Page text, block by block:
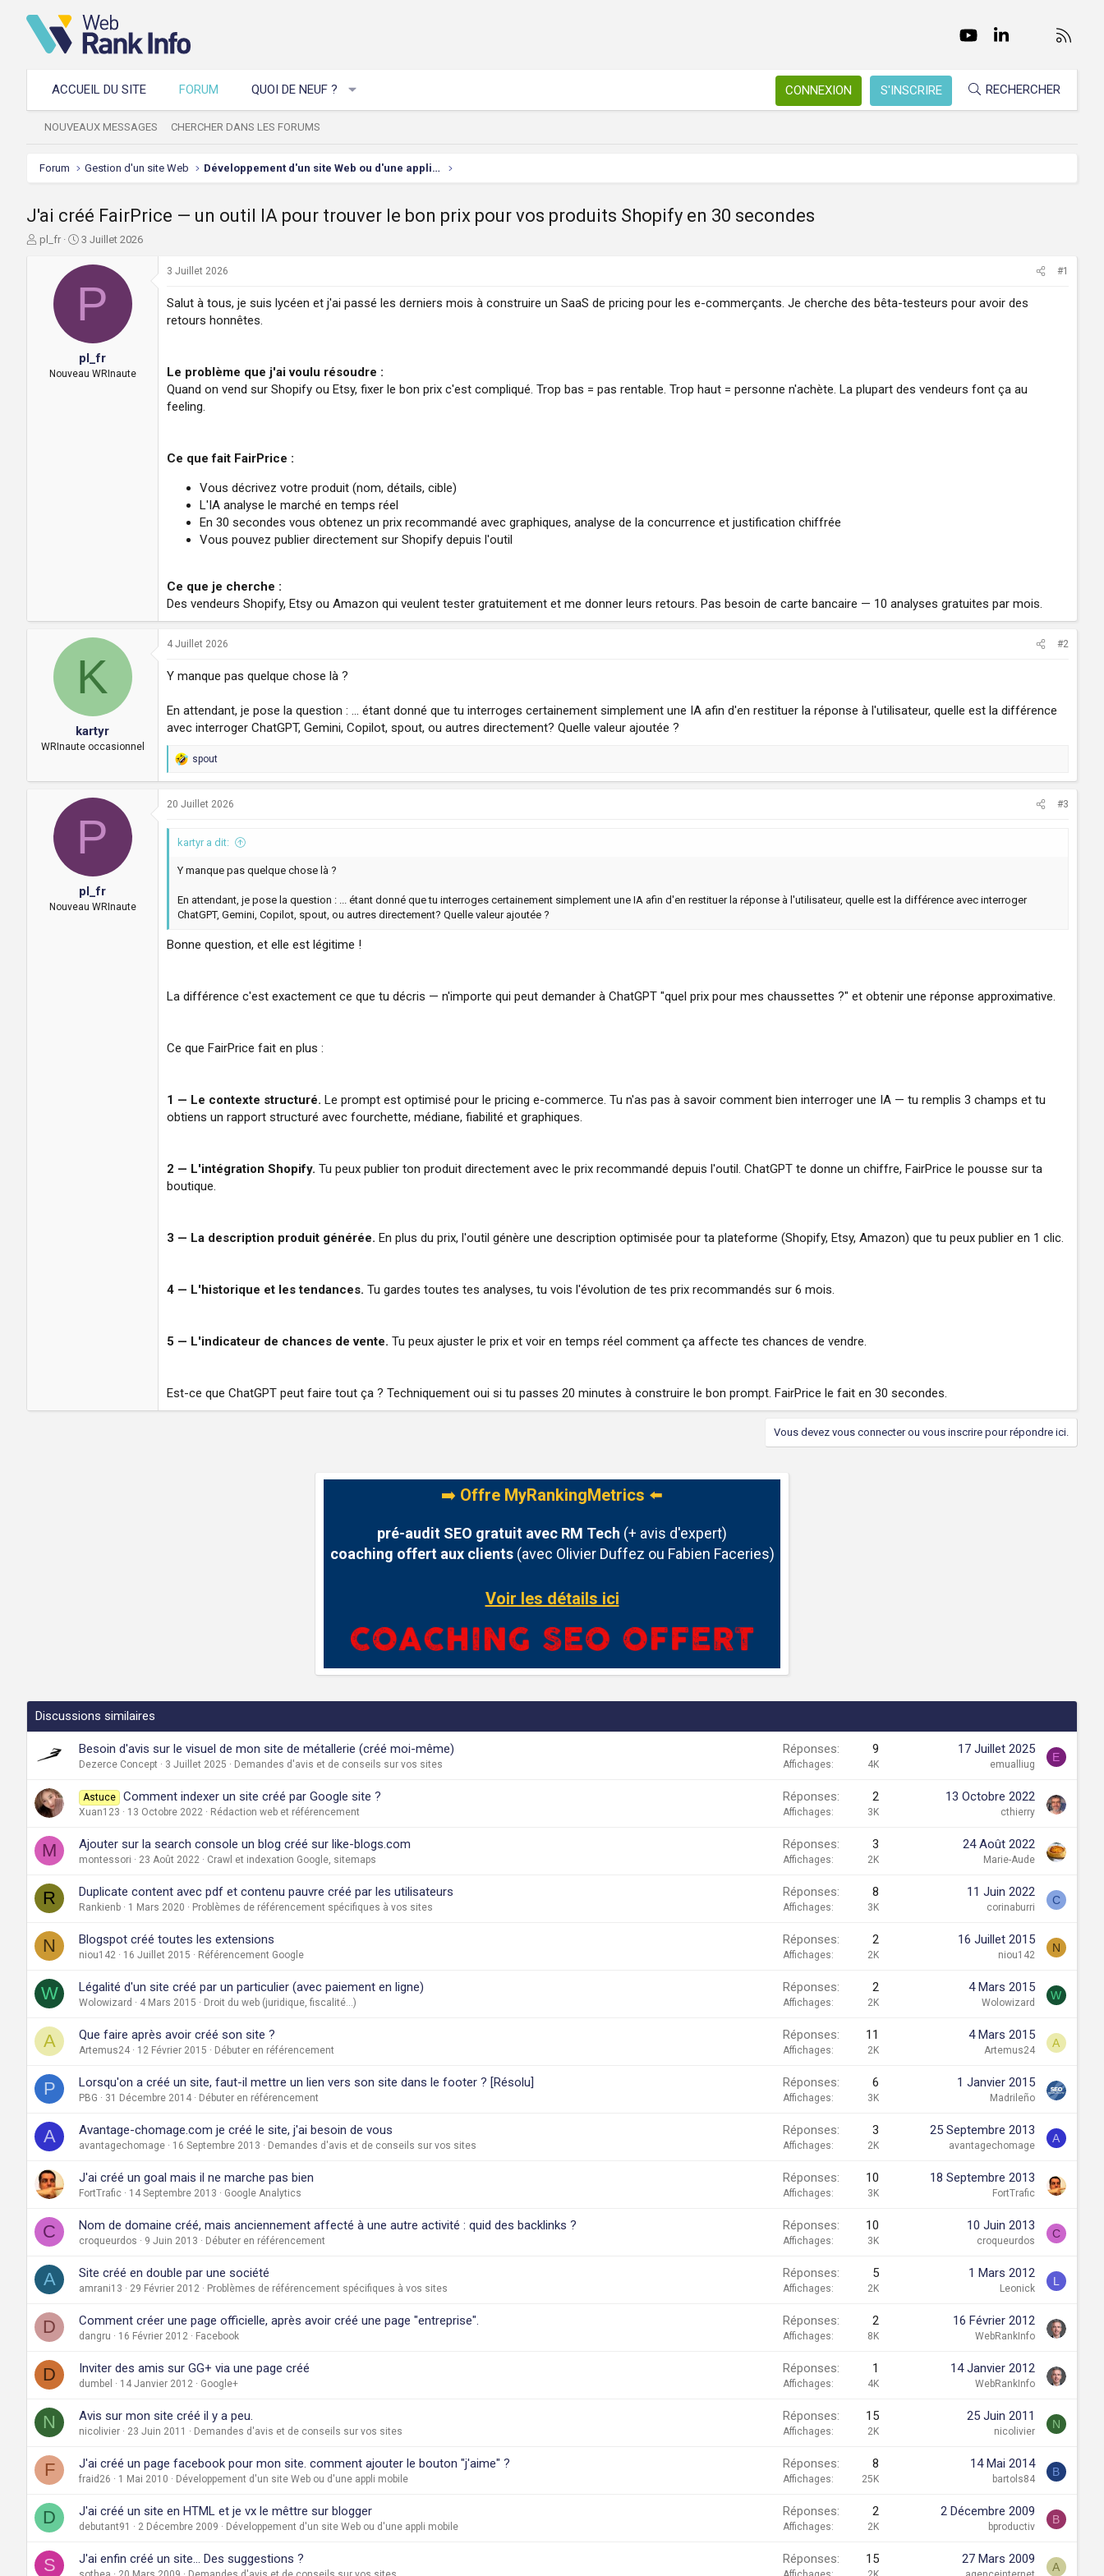
FacebookTwitter youtubeLinkedInNous
ACCUEIL DU SITE FORUM QUOI DE NEUF ? CONNEXION S'INSCRIRE RECHERCHER
NOUVEAUX MESSAGES CHERCHER DANS LES FORUMS
Forum Gestion d'un site Web Développement d'un site Web ou d'une appli mobile
J'ai créé FairPrice — un outil IA pour trouver le bon prix pour vos produits Shopify en 30 secondes
A
pl_fr
D
t
é
b
u
3 Juillet 2026
P
pl_fr
Nouveau WRInaute
3 Juillet 2026 #1
Salut à tous, je suis lycéen et j'ai passé les derniers mois à construire un SaaS de pricing pour les e-commerçants. Je cherche des bêta-testeurs pour avoir des
retours honnêtes.
Le problème que j'ai voulu résoudre :
Quand on vend sur Shopify ou Etsy, fixer le bon prix c'est compliqué. Trop bas = pas rentable. Trop haut = personne n'achète. La plupart des vendeurs font ça au
feeling.
Ce que fait FairPrice :
Vous décrivez votre produit (nom, détails, cible)
L'IA analyse le marché en temps réel
En 30 secondes vous obtenez un prix recommandé avec graphiques, analyse de la concurrence et justification chiffrée
Vous pouvez publier directement sur Shopify depuis l'outil
Ce que je cherche :
Des vendeurs Shopify, Etsy ou Amazon qui veulent tester gratuitement et me donner leurs retours. Pas besoin de carte bancaire — 10 analyses gratuites par mois.
K
kartyr
WRInaute occasionnel
4 Juillet 2026 #2
Y manque pas quelque chose là ?
En attendant, je pose la question : ... étant donné que tu interroges certainement simplement une IA afin d'en restituer la réponse à l'utilisateur, quelle est la différence
avec interroger ChatGPT, Gemini, Copilot, spout, ou autres directement? Quelle valeur ajoutée ?
R
c
o
s
spout
P
pl_fr
Nouveau WRInaute
20 Juillet 2026 #3
kartyr a dit:
Y manque pas quelque chose là ?
En attendant, je pose la question : ... étant donné que tu interroges certainement simplement une IA afin d'en restituer la réponse à l'utilisateur, quelle est la différence avec interroger
ChatGPT, Gemini, Copilot, spout, ou autres directement? Quelle valeur ajoutée ?
Bonne question, et elle est légitime !
La différence c'est exactement ce que tu décris — n'importe qui peut demander à ChatGPT "quel prix pour mes chaussettes ?" et obtenir une réponse approximative.
Ce que FairPrice fait en plus :
1 — Le contexte structuré. Le prompt est optimisé pour le pricing e-commerce. Tu n'as pas à savoir comment bien interroger une IA — tu remplis 3 champs et tu
obtiens un rapport structuré avec fourchette, médiane, fiabilité et graphiques.
2 — L'intégration Shopify. Tu peux publier ton produit directement avec le prix recommandé depuis l'outil. ChatGPT te donne un chiffre, FairPrice le pousse sur ta
boutique.
3 — La description produit générée. En plus du prix, l'outil génère une description optimisée pour ta plateforme (Shopify, Etsy, Amazon) que tu peux publier en 1 clic.
4 — L'historique et les tendances. Tu gardes toutes tes analyses, tu vois l'évolution de tes prix recommandés sur 6 mois.
5 — L'indicateur de chances de vente. Tu peux ajuster le prix et voir en temps réel comment ça affecte tes chances de vendre.
Est-ce que ChatGPT peut faire tout ça ? Techniquement oui si tu passes 20 minutes à construire le bon prompt. FairPrice le fait en 30 secondes.
Vous devez vous connecter ou vous inscrire pour répondre ici.
➡️ Offre MyRankingMetrics ⬅️
pré-audit SEO gratuit avec RM Tech (+ avis d'expert)
coaching offert aux clients(avec Olivier Duffez ou Fabien Faceries)
Voir les détails ici
Discussions similaires
Besoin d'avis sur le visuel de mon site de métallerie (créé moi-même)
Dezerce Concept 3 Juillet 2025 Demandes d'avis et de conseils sur vos sites
Réponses 9
Affichages 4K
17 Juillet 2025
emualliug
E
Astuce Comment indexer un site créé par Google site ?
Xuan123 13 Octobre 2022 Rédaction web et référencement
Réponses 2
Affichages 3K
13 Octobre 2022
cthierry
M Ajouter sur la search console un blog créé sur like-blogs.com
montessori 23 Août 2022 Crawl et indexation Google, sitemaps
Réponses 3
Affichages 2K
24 Août 2022
Marie-Aude
R Duplicate content avec pdf et contenu pauvre créé par les utilisateurs
Rankienb 1 Mars 2020 Problèmes de référencement spécifiques à vos sites
Réponses 8
Affichages 3K
11 Juin 2022
corinaburri
C
N Blogspot créé toutes les extensions
niou142 16 Juillet 2015 Référencement Google
Réponses 2
Affichages 2K
16 Juillet 2015
niou142
N
W Légalité d'un site créé par un particulier (avec paiement en ligne)
Wolowizard 4 Mars 2015 Droit du web (juridique, fiscalité...)
Réponses 2
Affichages 2K
4 Mars 2015
Wolowizard
W
A Que faire après avoir créé son site ?
Artemus24 12 Février 2015 Débuter en référencement
Réponses 11
Affichages 2K
4 Mars 2015
Artemus24
A
P Lorsqu'on a créé un site, faut-il mettre un lien vers son site dans le footer ? [Résolu]
PBG 31 Décembre 2014 Débuter en référencement
Réponses 6
Affichages 3K
1 Janvier 2015
Madrileño
A Avantage-chomage.com je créé le site, j'ai besoin de vous
avantagechomage 16 Septembre 2013 Demandes d'avis et de conseils sur vos sites
Réponses 3
Affichages 2K
25 Septembre 2013
avantagechomage
A
J'ai créé un goal mais il ne marche pas bien
FortTrafic 14 Septembre 2013 Google Analytics
Réponses 10
Affichages 3K
18 Septembre 2013
FortTrafic
C Nom de domaine créé, mais anciennement affecté à une autre activité : quid des backlinks ?
croqueurdos 9 Juin 2013 Débuter en référencement
Réponses 10
Affichages 3K
10 Juin 2013
croqueurdos
C
A Site créé en double par une société
amrani13 29 Février 2012 Problèmes de référencement spécifiques à vos sites
Réponses 5
Affichages 2K
1 Mars 2012
Leonick
L
D Comment créer une page officielle, après avoir créé une page "entreprise".
dangru 16 Février 2012 Facebook
Réponses 2
Affichages 8K
16 Février 2012
WebRankInfo
D Inviter des amis sur GG+ via une page créé
dumbel 14 Janvier 2012 Google+
Réponses 1
Affichages 4K
14 Janvier 2012
WebRankInfo
N Avis sur mon site créé il y a peu.
nicolivier 23 Juin 2011 Demandes d'avis et de conseils sur vos sites
Réponses 15
Affichages 2K
25 Juin 2011
nicolivier
N
F J'ai créé un page facebook pour mon site. comment ajouter le bouton "j'aime" ?
fraid26 1 Mai 2010 Développement d'un site Web ou d'une appli mobile
Réponses 8
Affichages 25K
14 Mai 2014
bartols84
B
D J'ai créé un site en HTML et je vx le mêttre sur blogger
debutant91 2 Décembre 2009 Développement d'un site Web ou d'une appli mobile
Réponses 2
Affichages 2K
2 Décembre 2009
bproductiv
B
S J'ai enfin créé un site... Des suggestions ? Réponses 15 27 Mars 2009
A